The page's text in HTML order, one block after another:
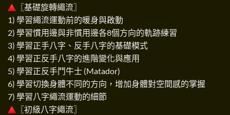
〖基礎旋轉繩流〗
1) 學習繩流運動前的暖身與啟動
2) 學習慣用邊與非慣用邊各8個方向的軌跡練習
3) 學習正手八字、反手八字的基礎模式
4) 學習正反手八字的進階變化與應用
5) 學習正反手鬥牛士 (Matador)
6) 學習切換身體不同的方向，增加身體對空間感的掌握
7) 學習八字繩流運動的細節
〖初級八字繩流〗